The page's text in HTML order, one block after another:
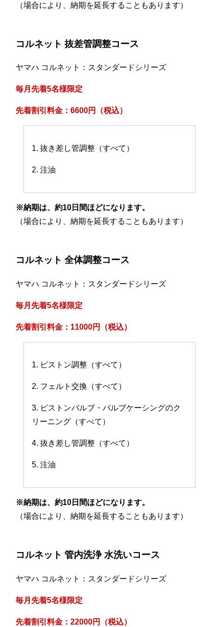
（場合により、納期を延長することもあります）
コルネット 抜差管調整コース
ヤマハ コルネット：スタンダードシリーズ
毎月先着5名様限定
先着割引料金：6600円（税込）
1. 抜き差し管調整（すべて）
2. 注油
※納期は、約10日間ほどになります。
（場合により、納期を延長することもあります）
コルネット 全体調整コース
ヤマハ コルネット：スタンダードシリーズ
毎月先着5名様限定
先着割引料金：11000円（税込）
1. ピストン調整（すべて）
2. フェルト交換（すべて）
3. ピストンバルブ・バルブケーシングのク
リーニング（すべて）
4. 抜き差し管調整（すべて）
5. 注油
※納期は、約10日間ほどになります。
（場合により、納期を延長することもあります）
コルネット 管内洗浄 水洗いコース
ヤマハ コルネット：スタンダードシリーズ
毎月先着5名様限定
先着割引料金：22000円（税込）